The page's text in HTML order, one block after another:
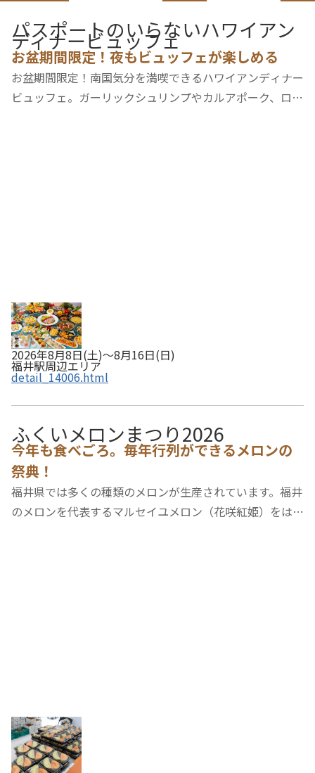
近い順
更新順
マップ
パスポートのいらないハワイアン
ディナービュッフェ
お盆期間限定！夜もビュッフェが楽しめる
お盆期間限定！南国気分を満喫できるハワイアンディナー
ビュッフェ。ガーリックシュリンプやカルアポーク、ロコ
2026年8月8日(土)～8月16日(日)
福井駅周辺エリア
detail_14006.html
ふくいメロンまつり2026
今年も食べごろ。毎年行列ができるメロンの
祭典！
福井県では多くの種類のメロンが生産されています。福井
のメロンを代表するマルセイユメロン（花咲紅姫）をはじ